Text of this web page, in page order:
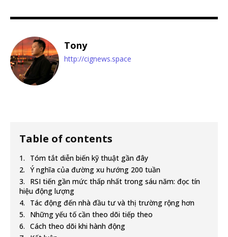
Tony
http://cignews.space
Table of contents
Tóm tắt diễn biến kỹ thuật gần đây
Ý nghĩa của đường xu hướng 200 tuần
RSI tiến gần mức thấp nhất trong sáu năm: đọc tín
hiệu động lượng
Tác động đến nhà đầu tư và thị trường rộng hơn
Những yếu tố cần theo dõi tiếp theo
Cách theo dõi khi hành động